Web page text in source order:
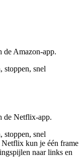
de Amazon-app.
stoppen, snel
de Netflix-app.
stoppen, snel
kun je één frame
naar links en